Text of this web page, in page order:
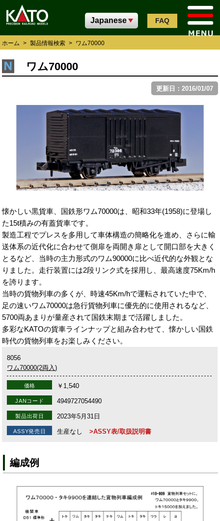
FAQ
ホーム > 製品情報検索 > ワム70000
ワム70000
更新日：2016/01/07
懐かしい黒貨車、国鉄形ワム70000は、昭和33年(1958)に登場し
た15t積みの有蓋貨車です。
製造工程でプレスを多用して車体構造の簡略化を進め、さらに輸
送体系の近代化に合わせて側扉を両開き扉として開口部を大きく
とるなど、当時の主力形式のワム90000に比べ近代的な外観とな
りました。走行装置には2段リンク式を採用し、最高速度75Km/h
を誇ります。
当時の貨物列車の多くが、時速45Km/hで運転されていた中で、
足の速いワム70000は急行貨物列車に優先的に使用されるなど、
5700両あまりが量産されて国鉄末期まで活躍しました。
多彩なKATOの貨車ラインナップと組み合わせて、懐かしい国鉄
時代の貨物列車をお楽しみください。
8056
ワム70000(2両入)
価格 ￥1,540
JANコード 4949727054490
製品出荷日 2023年5月31日
ASSY発売日 生産なし >ASSY表/取扱説明書
編成例